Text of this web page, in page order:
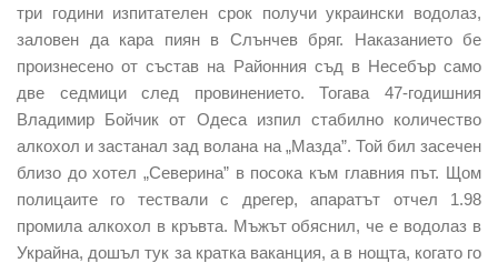
три години изпитателен срок получи украински водолаз,
заловен да кара пиян в Слънчев бряг. Наказанието бе
произнесено от състав на Районния съд в Несебър само
две седмици след провинението. Тогава 47-годишния
Владимир Бойчик от Одеса изпил стабилно количество
алкохол и застанал зад волана на „Мазда”. Той бил засечен
близо до хотел „Северина” в посока към главния път. Щом
полицаите го тествали с дрегер, апаратът отчел 1.98
промила алкохол в кръвта. Мъжът обяснил, че е водолаз в
Украйна, дошъл тук за кратка ваканция, а в нощта, когато го